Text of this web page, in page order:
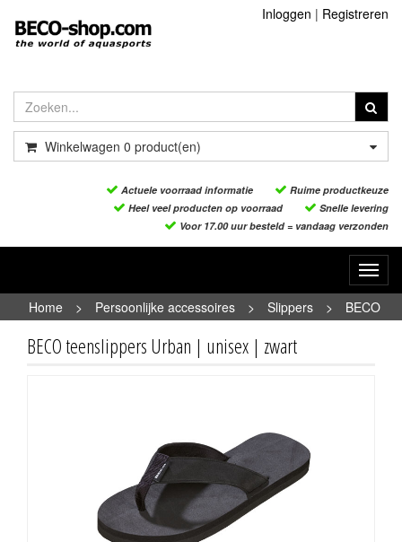
Inloggen | Registreren
Winkelwagen 0 product(en)
Actuele voorraad informatie
Ruime productkeuze
Heel veel producten op voorraad
Snelle levering
Voor 17.00 uur besteld = vandaag verzonden
Home
> Persoonlijke accessoires > Slippers >
BECO
teenslippers Urban | unisex | zwart
BECO teenslippers Urban | unisex | zwart